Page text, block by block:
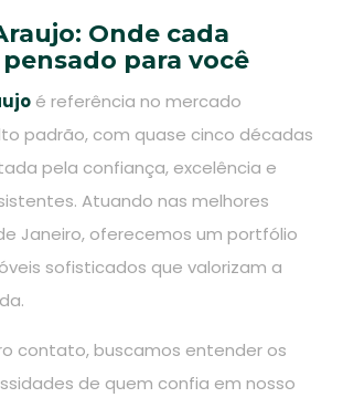
Onde cada
para você
é referência no mercado
padrão, com quase cinco décadas
pela confiança, excelência e
Atuando nas melhores
Janeiro, oferecemos um portfólio
sofisticados que valorizam a
contato, buscamos entender os
de quem confia em nosso